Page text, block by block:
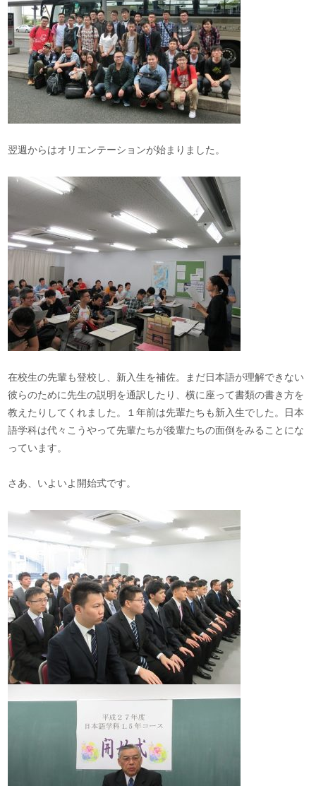
翌週からはオリエンテーションが始まりました。
在校生の先輩も登校し、新入生を補佐。まだ日本語が理解できない
彼らのために先生の説明を通訳したり、横に座って書類の書き方を
教えたりしてくれました。１年前は先輩たちも新入生でした。日本
語学科は代々こうやって先輩たちが後輩たちの面倒をみることにな
っています。
さあ、いよいよ開始式です。